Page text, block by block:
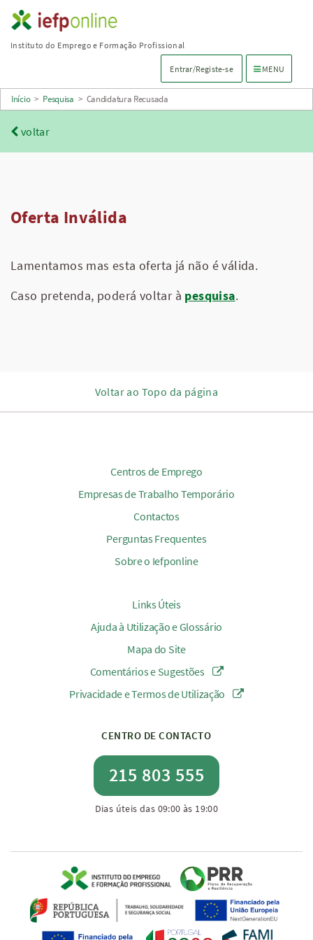
Saltar
para
principal
Instituto do Emprego e Formação Profissional
Entrar/Registe-se Menu de
MENU
Início > Pesquisa > Candidatura Recusada
voltar
Oferta Inválida
Lamentamos mas esta oferta já não é válida.
Caso pretenda, poderá voltar à pesquisa.
Voltar ao Topo da página
Centros de Emprego
Empresas de Trabalho Temporário
Contactos
Perguntas Frequentes
Sobre o Iefponline
Links Úteis
Ajuda à Utilização e Glossário
Mapa do Site
Comentários e Sugestões
Privacidade e Termos de Utilização
CENTRO DE CONTACTO
215 803 555
Dias úteis das 09:00 às 19:00